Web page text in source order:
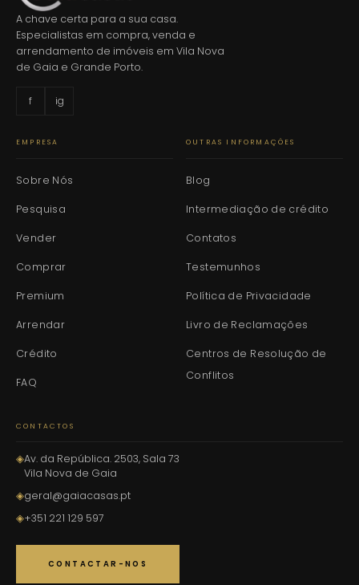
A chave certa para a sua casa.
Especialistas em compra, venda e
arrendamento de imóveis em Vila Nova
de Gaia e Grande Porto.
f ig
EMPRESA
Sobre Nós
Pesquisa
Vender
Comprar
Premium
Arrendar
Crédito
FAQ
OUTRAS INFORMAÇÕES
Blog
Intermediação de crédito
Contatos
Testemunhos
Política de Privacidade
Livro de Reclamações
Centros de Resolução de
Conflitos
CONTACTOS
◈Av. da República. 2503, Sala 73
Vila Nova de Gaia
◈geral@gaiacasas.pt
◈+351 221 129 597
CONTACTAR-NOS